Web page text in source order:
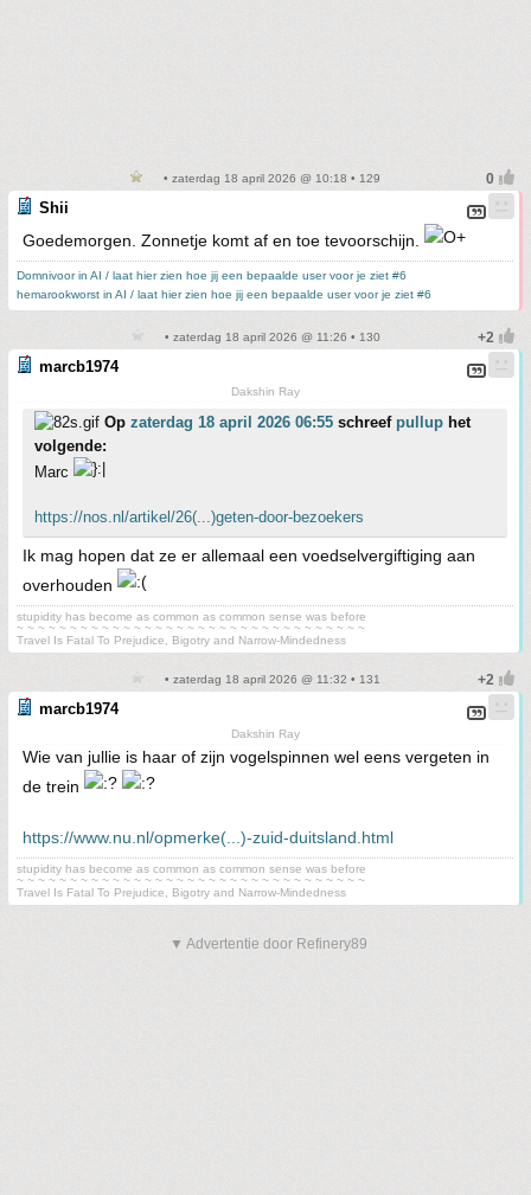
• zaterdag 18 april 2026 @ 10:18 • 129
Shii
Goedemorgen. Zonnetje komt af en toe tevoorschijn.
Domnivoor in AI / laat hier zien hoe jij een bepaalde user voor je ziet #6
hemarookworst in AI / laat hier zien hoe jij een bepaalde user voor je ziet #6
• zaterdag 18 april 2026 @ 11:26 • 130
marcb1974
Dakshin Ray
Op zaterdag 18 april 2026 06:55 schreef pullup het
volgende:
Marc
https://nos.nl/artikel/26(...)geten-door-bezoekers
Ik mag hopen dat ze er allemaal een voedselvergiftiging aan
overhouden
stupidity has become as common as common sense was before
~ ~ ~ ~ ~ ~ ~ ~ ~ ~ ~ ~ ~ ~ ~ ~ ~ ~ ~ ~ ~ ~ ~ ~ ~ ~ ~ ~ ~ ~ ~ ~ ~
Travel Is Fatal To Prejudice, Bigotry and Narrow-Mindedness
• zaterdag 18 april 2026 @ 11:32 • 131
marcb1974
Dakshin Ray
Wie van jullie is haar of zijn vogelspinnen wel eens vergeten in
de trein
https://www.nu.nl/opmerke(...)-zuid-duitsland.html
stupidity has become as common as common sense was before
~ ~ ~ ~ ~ ~ ~ ~ ~ ~ ~ ~ ~ ~ ~ ~ ~ ~ ~ ~ ~ ~ ~ ~ ~ ~ ~ ~ ~ ~ ~ ~ ~
Travel Is Fatal To Prejudice, Bigotry and Narrow-Mindedness
▼ Advertentie door Refinery89